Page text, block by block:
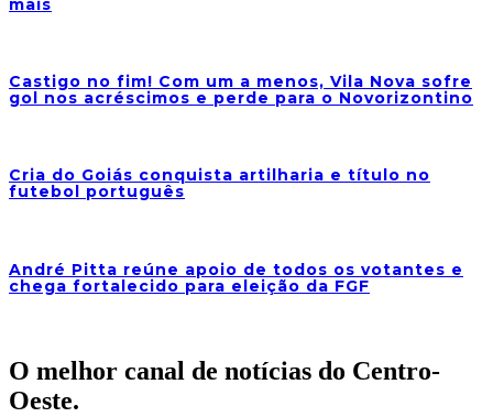
mais
Castigo no fim! Com um a menos, Vila Nova sofre
gol nos acréscimos e perde para o Novorizontino
Cria do Goiás conquista artilharia e título no
futebol português
André Pitta reúne apoio de todos os votantes e
chega fortalecido para eleição da FGF
O melhor canal de notícias do Centro-
Oeste.